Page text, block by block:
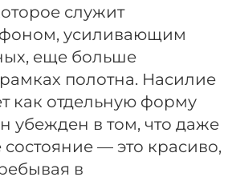
служит
усиливающим
еще больше
полотна. Насилие
как отдельную форму
убежден в том, что даже
— это красиво,
в